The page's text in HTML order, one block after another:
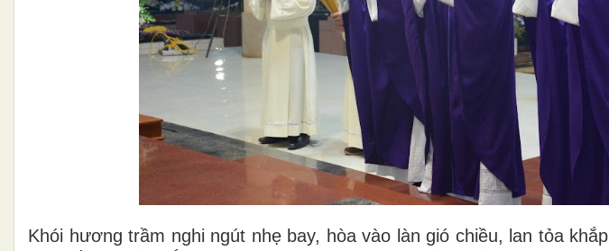
Khói hương trầm nghi ngút nhẹ bay, hòa vào làn gió chiều, lan tỏa